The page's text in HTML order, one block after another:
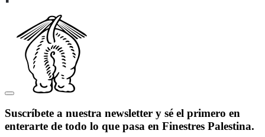
Suscríbete a nuestra newsletter y sé el primero en
enterarte de todo lo que pasa en Finestres Palestina.